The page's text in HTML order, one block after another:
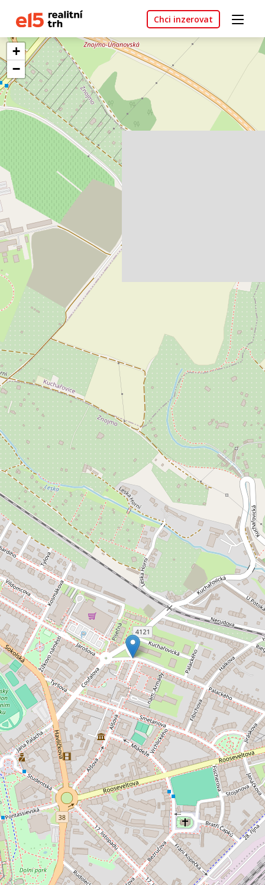
Chci inzerovat
+
−